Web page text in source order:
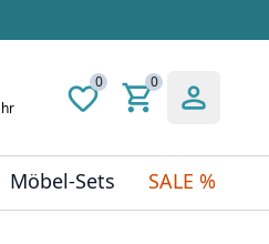
0 0
Möbel-Sets SALE %